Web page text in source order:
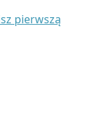
pierwszą